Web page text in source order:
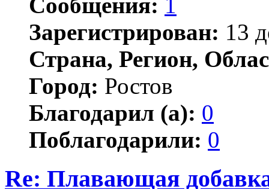
Зарегистрирован: 13
Страна, Регион,
Город: Ростов
Благодарил (а): 0
Поблагодарили: 0
Re: Плавающая